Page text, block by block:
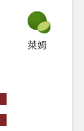
萊姆